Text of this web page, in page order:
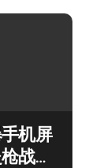
机屏
战盛